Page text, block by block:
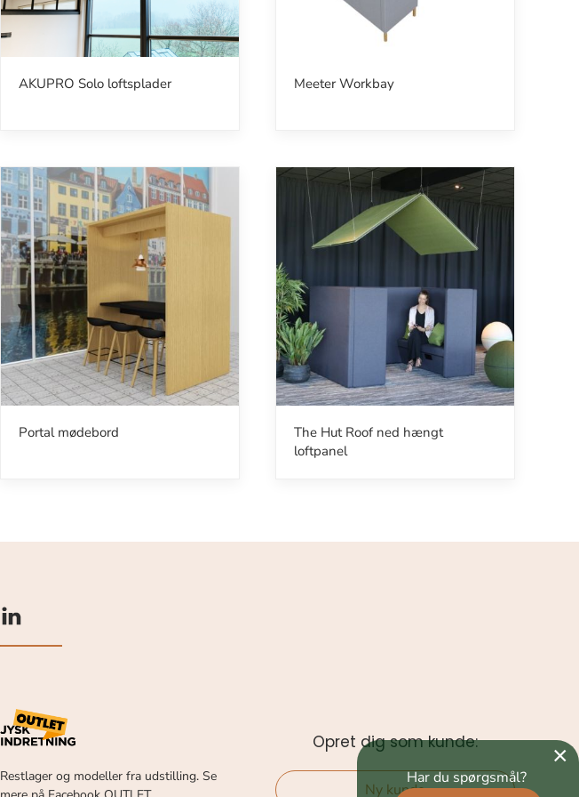
AKUPRO Solo loftsplader Meeter Workbay
Portal mødebord
The Hut Roof ned hængt
loftpanel
Restlager og modeller fra udstilling. Se
Opret dig som kunde:
Ny kunde
×
Har du spørgsmål?